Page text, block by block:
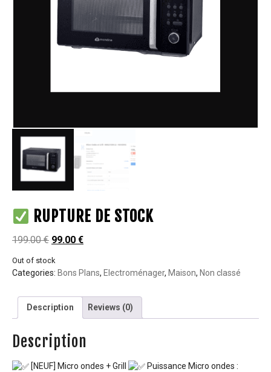
RUPTURE DE STOCK
199.00€ 99.00 €
Out of stock
Categories: Bons Plans, Electroménager, Maison, Non classé
Description Reviews (0)
Description
[NEUF] Micro ondes + Grill
Puissance Micro ondes :